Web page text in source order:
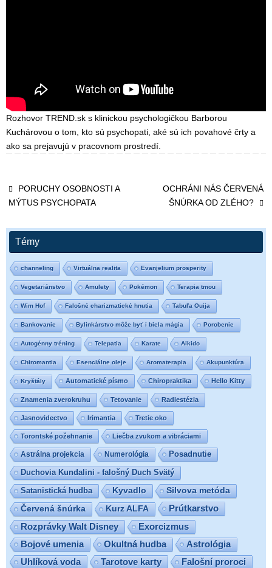
Rozhovor TREND.sk s klinickou psychologičkou Barborou
Kuchárovou o tom, kto sú psychopati, aké sú ich povahové črty a
ako sa prejavujú v pracovnom prostredí.
PORUCHY OSOBNOSTI A
MÝTUS PSYCHOPATA
OCHRÁNI NÁS ČERVENÁ
ŠNÚRKA OD ZLÉHO?
Témy
channeling Virtuálna realita Evanjelium prosperity
Vegetariánstvo Amulety Pokémon Terapia tmou
Wim Hof Falošné charizmatické hnutia Tabuľa Ouija
Bankovanie Bylinkárstvo môže byť i biela mágia Porobenie
Autogénny tréning Telepatia Karate Aikido
Chiromantia Esenciálne oleje Aromaterapia Akupunktúra
Kryštály Automatické písmo Chiropraktika Hello Kitty
Znamenia zverokruhu Tetovanie Radiestézia
Jasnovidectvo Irimantia Tretie oko
Torontské požehnanie Liečba zvukom a vibráciami
Astrálna projekcia Numerológia
Posadnutie
Duchovia Kundalini - falošný Duch Svätý
Satanistická hudba
Kyvadlo
Silvova metóda
Červená šnúrka
Kurz ALFA
Prútkarstvo
Rozprávky Walt Disney
Exorcizmus
Bojové umenia
Okultná hudba
Astrológia
Uhlíková voda
Tarotove karty
Falošní proroci